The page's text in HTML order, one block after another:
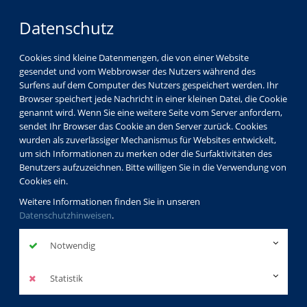
Datenschutz
Cookies sind kleine Datenmengen, die von einer Website
gesendet und vom Webbrowser des Nutzers während des
Surfens auf dem Computer des Nutzers gespeichert werden. Ihr
Browser speichert jede Nachricht in einer kleinen Datei, die Cookie
genannt wird. Wenn Sie eine weitere Seite vom Server anfordern,
sendet Ihr Browser das Cookie an den Server zurück. Cookies
wurden als zuverlässiger Mechanismus für Websites entwickelt,
um sich Informationen zu merken oder die Surfaktivitäten des
Benutzers aufzuzeichnen. Bitte willigen Sie in die Verwendung von
Cookies ein.
Weitere Informationen finden Sie in unseren
Datenschutzhinweisen.
Notwendig
Statistik